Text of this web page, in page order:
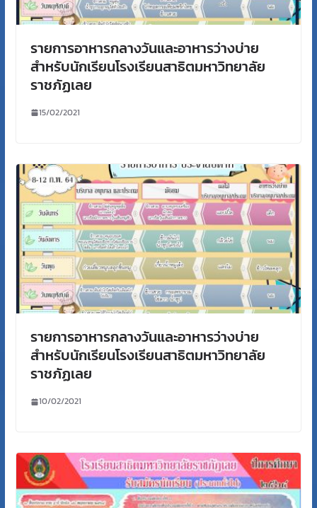
รายการอาหารกลางวันและอาหารว่างบ่าย
สำหรับนักเรียนโรงเรียนสาธิตมหาวิทยาลัย
ราชภัฏเลย
15/02/2021
รายการอาหารกลางวันและอาหารว่างบ่าย
สำหรับนักเรียนโรงเรียนสาธิตมหาวิทยาลัย
ราชภัฏเลย
10/02/2021